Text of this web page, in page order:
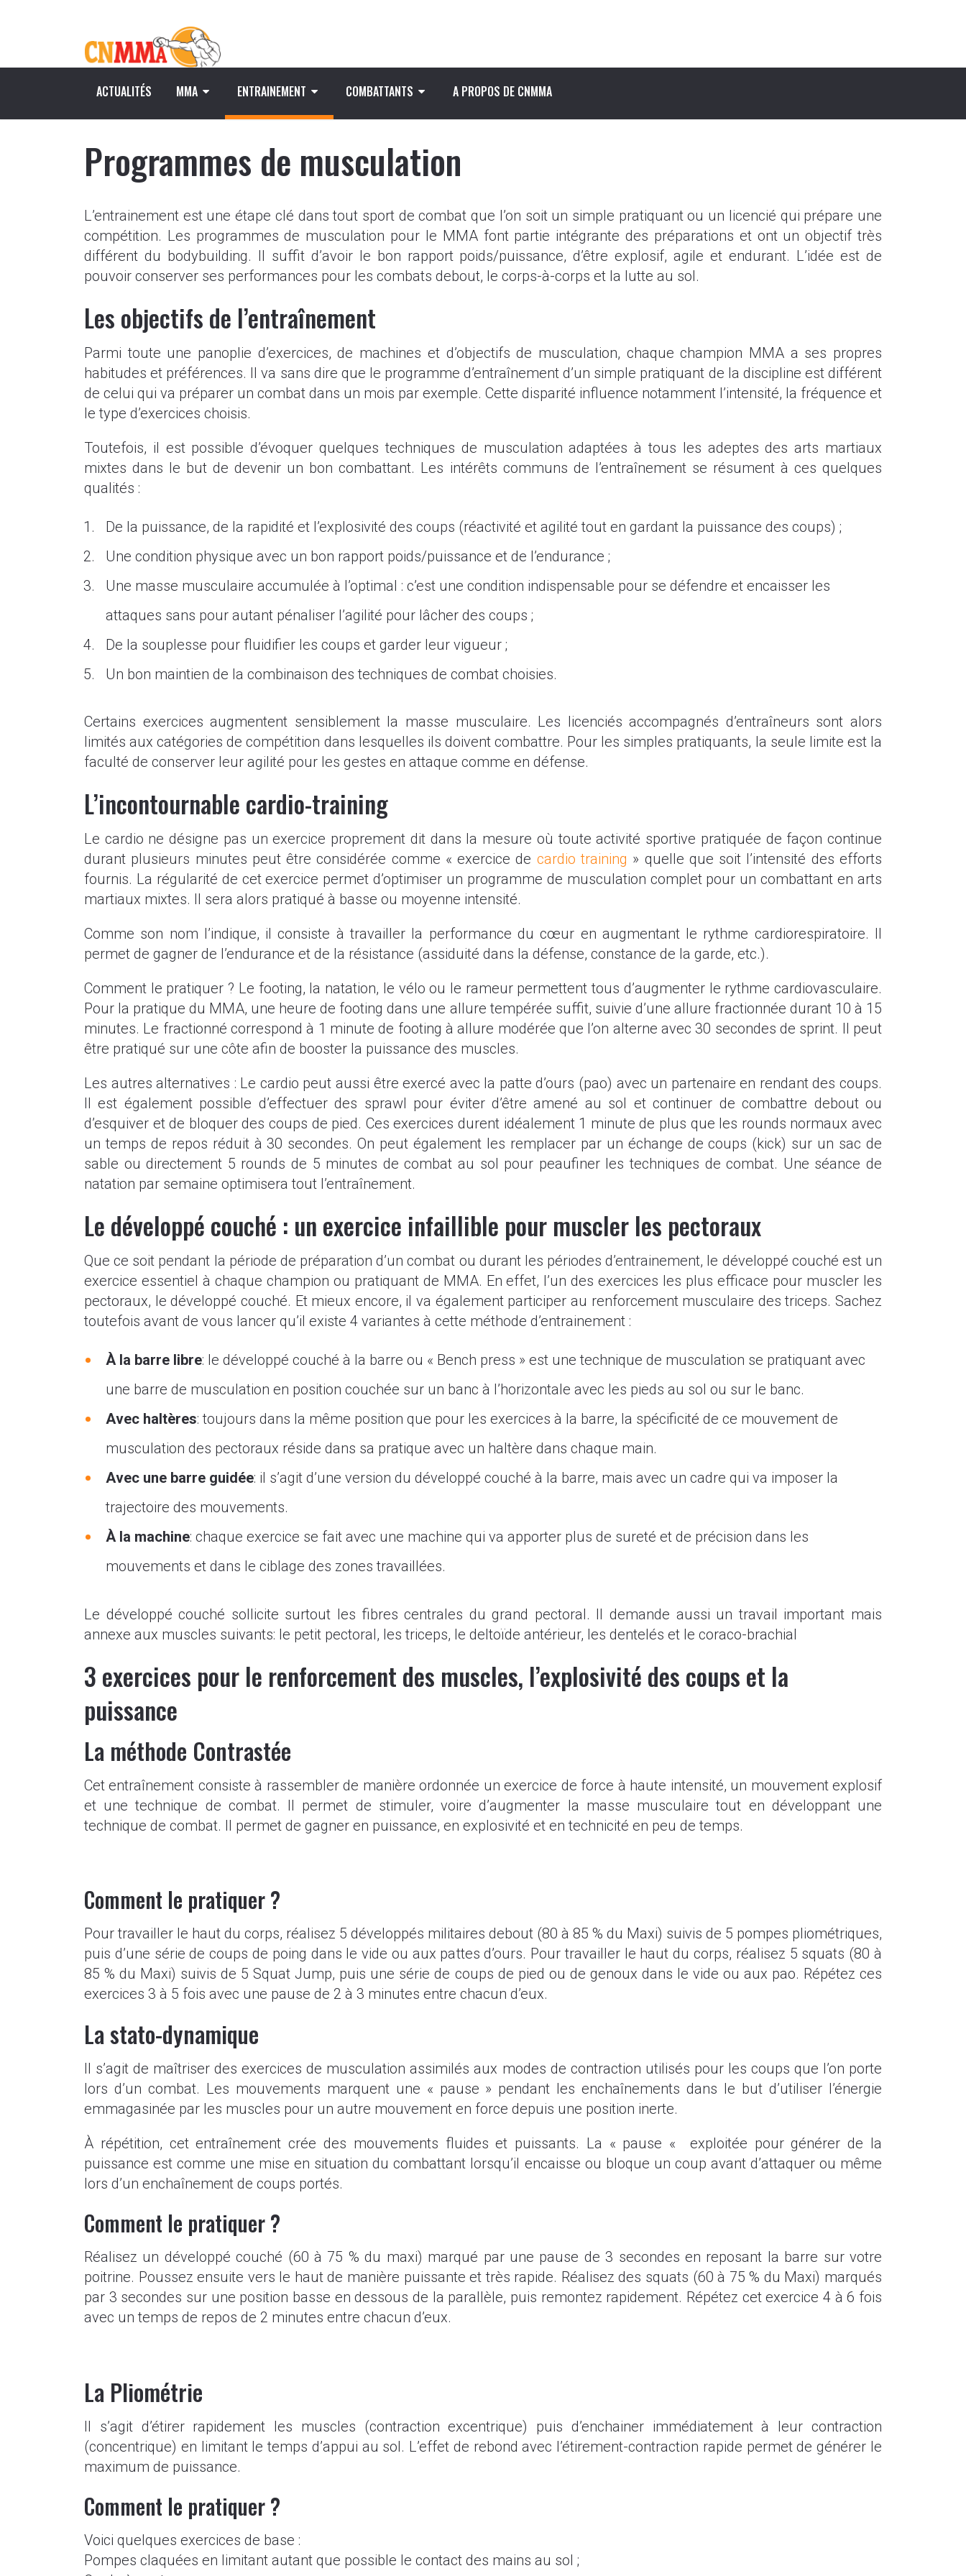
ACTUALITÉS MMA ENTRAINEMENT COMBATTANTS A PROPOS DE CNMMA
Programmes de musculation
L’entrainement est une étape clé dans tout sport de combat que l’on soit un simple pratiquant ou un licencié qui prépare une
compétition. Les programmes de musculation pour le MMA font partie intégrante des préparations et ont un objectif très
différent du bodybuilding. Il suffit d’avoir le bon rapport poids/puissance, d’être explosif, agile et endurant. L’idée est de
pouvoir conserver ses performances pour les combats debout, le corps-à-corps et la lutte au sol.
Les objectifs de l’entraînement
Parmi toute une panoplie d’exercices, de machines et d’objectifs de musculation, chaque champion MMA a ses propres
habitudes et préférences. Il va sans dire que le programme d’entraînement d’un simple pratiquant de la discipline est différent
de celui qui va préparer un combat dans un mois par exemple. Cette disparité influence notamment l’intensité, la fréquence et
le type d’exercices choisis.
Toutefois, il est possible d’évoquer quelques techniques de musculation adaptées à tous les adeptes des arts martiaux
mixtes dans le but de devenir un bon combattant. Les intérêts communs de l’entraînement se résument à ces quelques
qualités :
De la puissance, de la rapidité et l’explosivité des coups (réactivité et agilité tout en gardant la puissance des coups) ;
Une condition physique avec un bon rapport poids/puissance et de l’endurance ;
Une masse musculaire accumulée à l’optimal : c’est une condition indispensable pour se défendre et encaisser les
attaques sans pour autant pénaliser l’agilité pour lâcher des coups ;
De la souplesse pour fluidifier les coups et garder leur vigueur ;
Un bon maintien de la combinaison des techniques de combat choisies.
Certains exercices augmentent sensiblement la masse musculaire. Les licenciés accompagnés d’entraîneurs sont alors
limités aux catégories de compétition dans lesquelles ils doivent combattre. Pour les simples pratiquants, la seule limite est la
faculté de conserver leur agilité pour les gestes en attaque comme en défense.
L’incontournable cardio-training
Le cardio ne désigne pas un exercice proprement dit dans la mesure où toute activité sportive pratiquée de façon continue
durant plusieurs minutes peut être considérée comme « exercice de cardio training » quelle que soit l’intensité des efforts
fournis. La régularité de cet exercice permet d’optimiser un programme de musculation complet pour un combattant en arts
martiaux mixtes. Il sera alors pratiqué à basse ou moyenne intensité.
Comme son nom l’indique, il consiste à travailler la performance du cœur en augmentant le rythme cardiorespiratoire. Il
permet de gagner de l’endurance et de la résistance (assiduité dans la défense, constance de la garde, etc.).
Comment le pratiquer ? Le footing, la natation, le vélo ou le rameur permettent tous d’augmenter le rythme cardiovasculaire.
Pour la pratique du MMA, une heure de footing dans une allure tempérée suffit, suivie d’une allure fractionnée durant 10 à 15
minutes. Le fractionné correspond à 1 minute de footing à allure modérée que l’on alterne avec 30 secondes de sprint. Il peut
être pratiqué sur une côte afin de booster la puissance des muscles.
Les autres alternatives : Le cardio peut aussi être exercé avec la patte d’ours (pao) avec un partenaire en rendant des coups.
Il est également possible d’effectuer des sprawl pour éviter d’être amené au sol et continuer de combattre debout ou
d’esquiver et de bloquer des coups de pied. Ces exercices durent idéalement 1 minute de plus que les rounds normaux avec
un temps de repos réduit à 30 secondes. On peut également les remplacer par un échange de coups (kick) sur un sac de
sable ou directement 5 rounds de 5 minutes de combat au sol pour peaufiner les techniques de combat. Une séance de
natation par semaine optimisera tout l’entraînement.
Le développé couché : un exercice infaillible pour muscler les pectoraux
Que ce soit pendant la période de préparation d’un combat ou durant les périodes d’entrainement, le développé couché est un
exercice essentiel à chaque champion ou pratiquant de MMA. En effet, l’un des exercices les plus efficace pour muscler les
pectoraux, le développé couché. Et mieux encore, il va également participer au renforcement musculaire des triceps. Sachez
toutefois avant de vous lancer qu’il existe 4 variantes à cette méthode d’entrainement :
À la barre libre: le développé couché à la barre ou « Bench press » est une technique de musculation se pratiquant avec
une barre de musculation en position couchée sur un banc à l’horizontale avec les pieds au sol ou sur le banc.
Avec haltères: toujours dans la même position que pour les exercices à la barre, la spécificité de ce mouvement de
musculation des pectoraux réside dans sa pratique avec un haltère dans chaque main.
Avec une barre guidée: il s’agit d’une version du développé couché à la barre, mais avec un cadre qui va imposer la
trajectoire des mouvements.
À la machine: chaque exercice se fait avec une machine qui va apporter plus de sureté et de précision dans les
mouvements et dans le ciblage des zones travaillées.
Le développé couché sollicite surtout les fibres centrales du grand pectoral. Il demande aussi un travail important mais
annexe aux muscles suivants: le petit pectoral, les triceps, le deltoïde antérieur, les dentelés et le coraco-brachial
3 exercices pour le renforcement des muscles, l’explosivité des coups et la
puissance
La méthode Contrastée
Cet entraînement consiste à rassembler de manière ordonnée un exercice de force à haute intensité, un mouvement explosif
et une technique de combat. Il permet de stimuler, voire d’augmenter la masse musculaire tout en développant une
technique de combat. Il permet de gagner en puissance, en explosivité et en technicité en peu de temps.
Comment le pratiquer ?
Pour travailler le haut du corps, réalisez 5 développés militaires debout (80 à 85 % du Maxi) suivis de 5 pompes pliométriques,
puis d’une série de coups de poing dans le vide ou aux pattes d’ours. Pour travailler le haut du corps, réalisez 5 squats (80 à
85 % du Maxi) suivis de 5 Squat Jump, puis une série de coups de pied ou de genoux dans le vide ou aux pao. Répétez ces
exercices 3 à 5 fois avec une pause de 2 à 3 minutes entre chacun d’eux.
La stato-dynamique
Il s’agit de maîtriser des exercices de musculation assimilés aux modes de contraction utilisés pour les coups que l’on porte
lors d’un combat. Les mouvements marquent une « pause » pendant les enchaînements dans le but d’utiliser l’énergie
emmagasinée par les muscles pour un autre mouvement en force depuis une position inerte.
À répétition, cet entraînement crée des mouvements fluides et puissants. La « pause « exploitée pour générer de la
puissance est comme une mise en situation du combattant lorsqu’il encaisse ou bloque un coup avant d’attaquer ou même
lors d’un enchaînement de coups portés.
Comment le pratiquer ?
Réalisez un développé couché (60 à 75 % du maxi) marqué par une pause de 3 secondes en reposant la barre sur votre
poitrine. Poussez ensuite vers le haut de manière puissante et très rapide. Réalisez des squats (60 à 75 % du Maxi) marqués
par 3 secondes sur une position basse en dessous de la parallèle, puis remontez rapidement. Répétez cet exercice 4 à 6 fois
avec un temps de repos de 2 minutes entre chacun d’eux.
La Pliométrie
Il s’agit d’étirer rapidement les muscles (contraction excentrique) puis d’enchainer immédiatement à leur contraction
(concentrique) en limitant le temps d’appui au sol. L’effet de rebond avec l’étirement-contraction rapide permet de générer le
maximum de puissance.
Comment le pratiquer ?
Voici quelques exercices de base :
Pompes claquées en limitant autant que possible le contact des mains au sol ;